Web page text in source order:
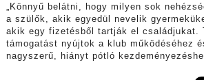
„Könnyű belátni, hogy milyen sok
a szülők, akik egyedül nevelik
akik egy fizetésből tartják el családjukat.
támogatást nyújtok a klub működéséhez
nagyszerű, hiányt pótló